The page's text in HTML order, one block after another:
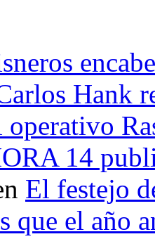
Hank
operativo
14
El festejo
que el año